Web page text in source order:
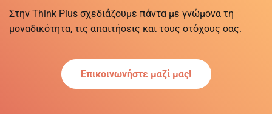
Στην Think Plus σχεδιάζουμε πάντα με γνώμονα τη
μοναδικότητα, τις απαιτήσεις και τους στόχους σας.
Επικοινωνήστε μαζί μας!